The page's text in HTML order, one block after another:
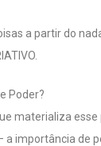
a partir do
Poder?
materializa esse
a importância de